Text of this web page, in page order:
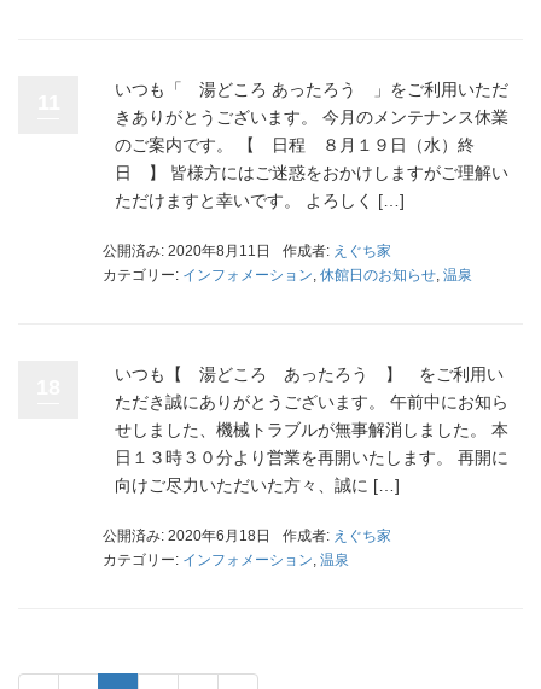
いつも「 湯どころ あったろう 」をご利用いただ
きありがとうございます。 今月のメンテナンス休業
のご案内です。 【 日程 ８月１９日（水）終
日 】 皆様方にはご迷惑をおかけしますがご理解い
ただけますと幸いです。 よろしく […]
公開済み: 2020年8月11日 作成者: えぐち家
カテゴリー: インフォメーション, 休館日のお知らせ, 温泉
いつも【 湯どころ あったろう 】 をご利用い
ただき誠にありがとうございます。 午前中にお知ら
せしました、機械トラブルが無事解消しました。 本
日１３時３０分より営業を再開いたします。 再開に
向けご尽力いただいた方々、誠に […]
公開済み: 2020年6月18日 作成者: えぐち家
カテゴリー: インフォメーション, 温泉